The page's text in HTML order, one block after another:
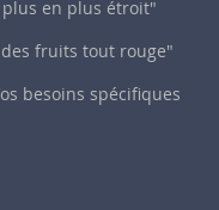
en plus étroit"
des fruits tout rouge"
besoins spécifiques